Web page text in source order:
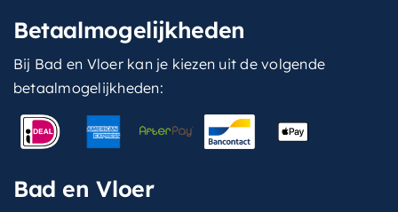
Betaalmogelijkheden
Bij Bad en Vloer kan je kiezen uit de volgende
betaalmogelijkheden:
Bad en Vloer